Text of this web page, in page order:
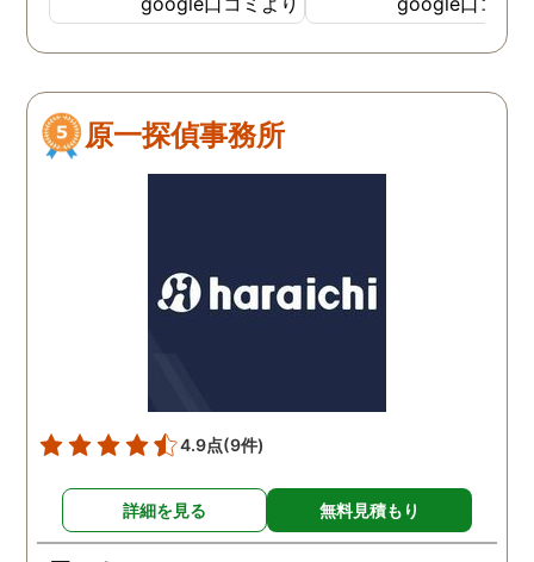
てくださっていることが伝
わってくるLINEをいただき
みると、旭法さんの第一声
は、「奥さん、ちゃんと食
べれてますか？ちゃんと眠
とにしました。 旭法さん
は、何度も何度も私の相談
談もできなかった私を救っ
てくれたのは、紛れもなく
旭法さんです。 調査場所が
旭川市外の時もありました
が、長年の経験とプロの対
原一探偵事務所
4.9点(9件)
詳細を見る 無料見積もり